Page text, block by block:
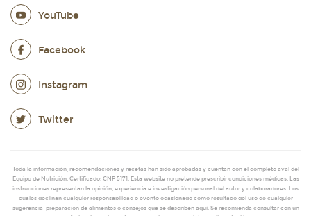
YouTube
Facebook
Instagram
Twitter
Toda la información, recomendaciones y recetas han sido aprobadas y cuentan con el completo aval del
Equipo de Nutrición. Certificado: CNP 5171. Esta website no pretende prescribir condiciones médicas. Las
instrucciones representan la opinión, experiencia e investigación personal del autor y colaboradores. Los
cuales declinan cualquier responsabilidad o evento ocasionado como resultado del uso de cualquier
sugerencia, preparación de alimentos o consejos que se describen aquí. Se recomienda consultar con un